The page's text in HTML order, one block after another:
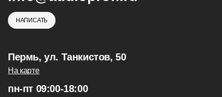
НАПИСАТЬ
Пермь, ул. Танкистов, 50
На карте
пн-пт 09:00-18:00